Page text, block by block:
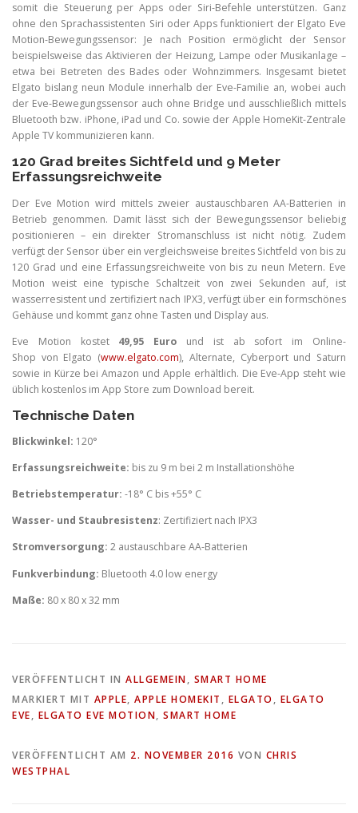
somit die Steuerung per Apps oder Siri-Befehle unterstützen. Ganz
ohne den Sprachassistenten Siri oder Apps funktioniert der Elgato Eve
Motion-Bewegungssensor: Je nach Position ermöglicht der Sensor
beispielsweise das Aktivieren der Heizung, Lampe oder Musikanlage –
etwa bei Betreten des Bades oder Wohnzimmers. Insgesamt bietet
Elgato bislang neun Module innerhalb der Eve-Familie an, wobei auch
der Eve-Bewegungssensor auch ohne Bridge und ausschließlich mittels
Bluetooth bzw. iPhone, iPad und Co. sowie der Apple HomeKit-Zentrale
Apple TV kommunizieren kann.
120 Grad breites Sichtfeld und 9 Meter
Erfassungsreichweite
Der Eve Motion wird mittels zweier austauschbaren AA-Batterien in
Betrieb genommen. Damit lässt sich der Bewegungssensor beliebig
positionieren – ein direkter Stromanschluss ist nicht nötig. Zudem
verfügt der Sensor über ein vergleichsweise breites Sichtfeld von bis zu
120 Grad und eine Erfassungsreichweite von bis zu neun Metern. Eve
Motion weist eine typische Schaltzeit von zwei Sekunden auf, ist
wasserresistent und zertifiziert nach IPX3, verfügt über ein formschönes
Gehäuse und kommt ganz ohne Tasten und Display aus.
Eve Motion kostet 49,95 Euro und ist ab sofort im Online-
Shop von Elgato (www.elgato.com), Alternate, Cyberport und Saturn
sowie in Kürze bei Amazon und Apple erhältlich. Die Eve-App steht wie
üblich kostenlos im App Store zum Download bereit.
Technische Daten
Blickwinkel: 120°
Erfassungsreichweite: bis zu 9 m bei 2 m Installationshöhe
Betriebstemperatur: -18° C bis +55° C
Wasser- und Staubresistenz: Zertifiziert nach IPX3
Stromversorgung: 2 austauschbare AA-Batterien
Funkverbindung: Bluetooth 4.0 low energy
Maße: 80 x 80 x 32 mm
VERÖFFENTLICHT IN ALLGEMEIN, SMART HOME
MARKIERT MIT APPLE, APPLE HOMEKIT , ELGATO , ELGATO
EVE, ELGATO EVE MOTION, SMART HOME
VERÖFFENTLICHT AM 2. NOVEMBER 2016 VON CHRIS
WESTPHAL